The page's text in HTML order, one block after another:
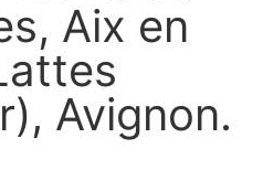
Aix en
Avignon.